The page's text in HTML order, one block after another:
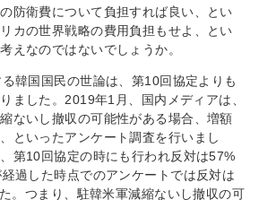
防衛費について負担すれば良い、とい
カの世界戦略の費用負担もせよ、とい
えなのではないでしょうか。
韓国国民の世論は、第10回協定よりも
ました。2019年1月、国内メディアは、
ないし撤収の可能性がある場合、増額
といったアンケート調査を行いまし
第10回協定の時にも行われ反対は57%
過した時点でのアンケートでは反対は
。つまり、駐韓米軍減縮ないし撤収の可